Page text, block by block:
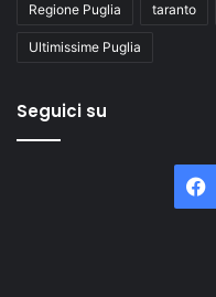
Regione Puglia taranto
Ultimissime Puglia
Seguici su